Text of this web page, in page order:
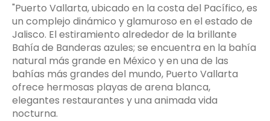
"Puerto Vallarta, ubicado en la costa del Pacífico, es
un complejo dinámico y glamuroso en el estado de
Jalisco. El estiramiento alrededor de la brillante
Bahía de Banderas azules; se encuentra en la bahía
natural más grande en México y en una de las
bahías más grandes del mundo, Puerto Vallarta
ofrece hermosas playas de arena blanca,
elegantes restaurantes y una animada vida
nocturna.